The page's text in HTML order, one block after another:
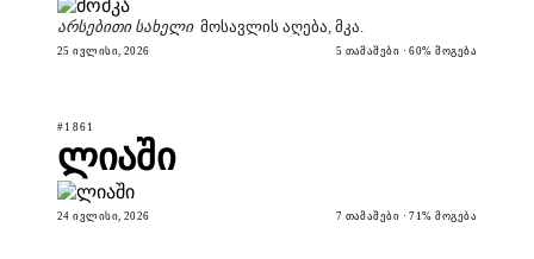
არსებითი სახელი მოსავლის აღება, მკა.
25 ᲘᲕᲚᲘᲡᲘ, 2026 5 ᲗᲐᲛᲐᲨᲔᲑᲘ · 60% ᲛᲝᲒᲔᲑᲐ
#1861
ლიაში
24 ᲘᲕᲚᲘᲡᲘ, 2026 7 ᲗᲐᲛᲐᲨᲔᲑᲘ · 71% ᲛᲝᲒᲔᲑᲐ